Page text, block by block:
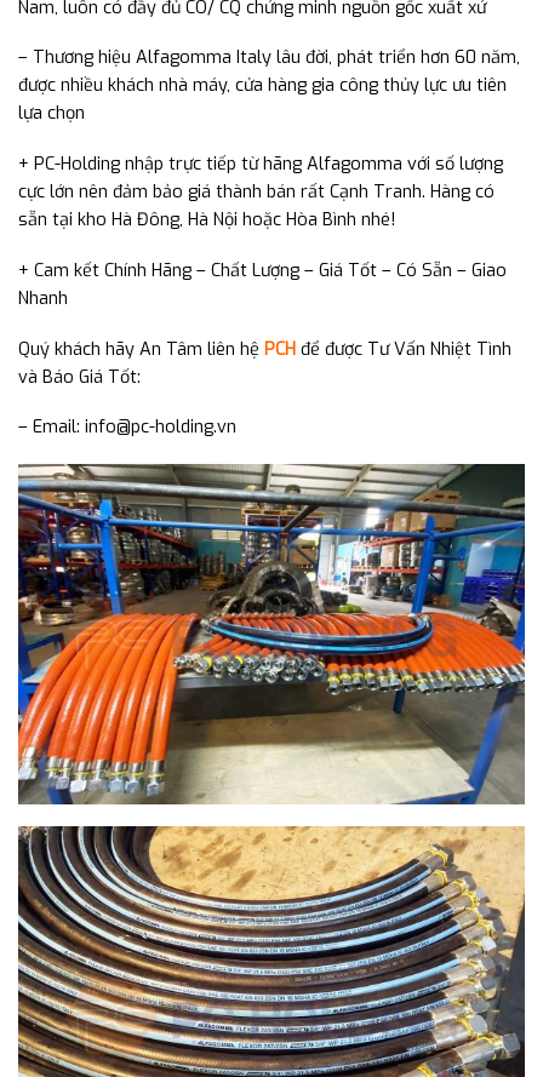
Nam, luôn có đầy đủ CO/ CQ chứng minh nguồn gốc xuất xứ
– Thương hiệu Alfagomma Italy lâu đời, phát triển hơn 60 năm,
được nhiều khách nhà máy, cửa hàng gia công thủy lực ưu tiên
lựa chọn
+ PC-Holding nhập trực tiếp từ hãng Alfagomma với số lượng
cực lớn nên đảm bảo giá thành bán rất Cạnh Tranh. Hàng có
sẵn tại kho Hà Đông, Hà Nội hoặc Hòa Bình nhé!
+ Cam kết Chính Hãng – Chất Lượng – Giá Tốt – Có Sẵn – Giao
Nhanh
Quý khách hãy An Tâm liên hệ PCH để được Tư Vấn Nhiệt Tình
và Báo Giá Tốt:
– Email: info@pc-holding.vn